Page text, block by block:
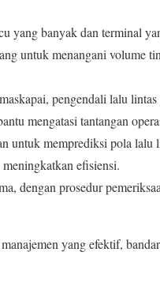
yang banyak dan terminal
untuk menangani volume
pengendali lalu
mengatasi tantangan
untuk memprediksi pola lalu
efisiensi.
dengan prosedur
yang efektif,